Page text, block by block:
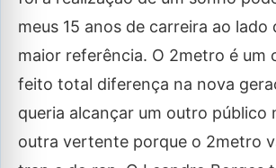
meus 15 anos de carreira ao lado
maior referência. O 2metro é um
feito total diferença na nova
queria alcançar um outro público
outra vertente porque o 2metro